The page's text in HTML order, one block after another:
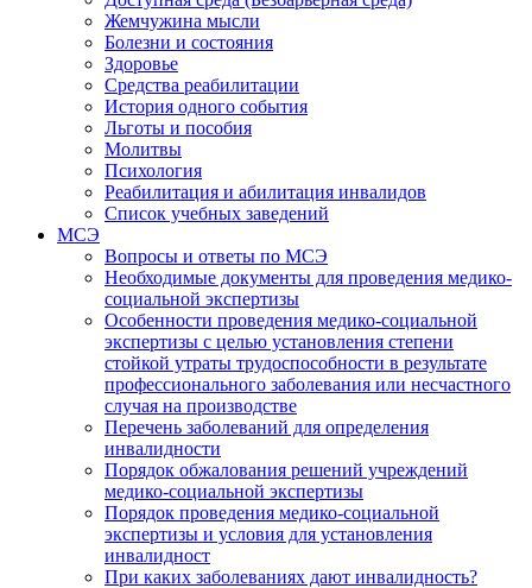
Жемчужина мысли
Болезни и состояния
Здоровье
Средства реабилитации
История одного события
Льготы и пособия
Молитвы
Психология
Реабилитация и абилитация инвалидов
Список учебных заведений
МСЭ
Вопросы и ответы по МСЭ
Необходимые документы для проведения медико-
социальной экспертизы
Особенности проведения медико-социальной
экспертизы с целью установления степени
стойкой утраты трудоспособности в результате
профессионального заболевания или несчастного
случая на производстве
Перечень заболеваний для определения
инвалидности
Порядок обжалования решений учреждений
медико-социальной экспертизы
Порядок проведения медико-социальной
экспертизы и условия для установления
инвалидност
При каких заболеваниях дают инвалидность?